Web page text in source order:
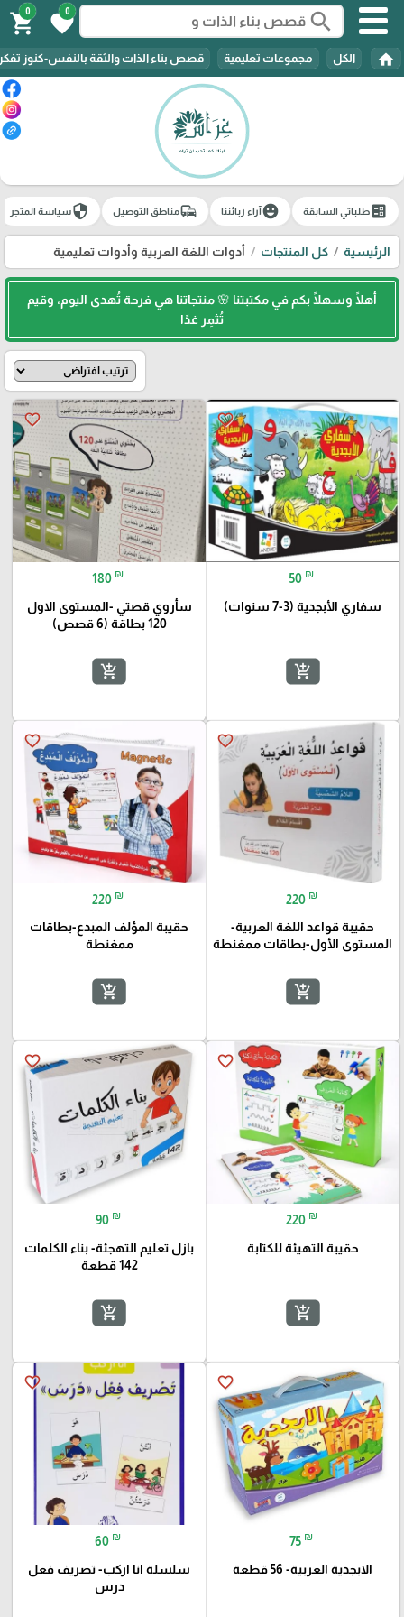
search
0
favorite
0
shopping_cart
home الكل مجموعات تعليمية قصص بناء الذات والثقة بالنفس-كنوز
ballotطلباتي السابقة emoji_emotionsآراء زبائننا commuteمناطق التوصيل securityسياسة المتجر
الرئيسية كل المنتجات أدوات اللغة العربية وأدوات تعليمية
أهلًا وسهلًا بكم في مكتبتنا 🌸 منتجاتنا هي فرحة تُهدى اليوم، وقيم
تُثمِر غدًا
favorite_border
50 ₪
سفاري الأبجدية (3-7 سنوات)
add_shopping_cart
favorite_border
180 ₪
سأروي قصتي -المستوى الاول
120 بطاقة (6 قصص)
add_shopping_cart
favorite_border
220 ₪
حقيبة قواعد اللغة العربية-
المستوى الأول-بطاقات ممغنطة
add_shopping_cart
favorite_border
220 ₪
حقيبة المؤلف المبدع-بطاقات
ممغنطة
add_shopping_cart
favorite_border
220 ₪
حقيبة التهيئة للكتابة
add_shopping_cart
favorite_border
90 ₪
بازل تعليم التهجئة- بناء الكلمات
142 قطعة
add_shopping_cart
favorite_border
75 ₪
الابجدية العربية- 56 قطعة
favorite_border
60 ₪
سلسلة انا اركب- تصريف فعل
درس